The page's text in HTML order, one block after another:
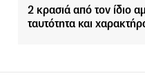
2 κρασιά από τον ίδιο
ταυτότητα και